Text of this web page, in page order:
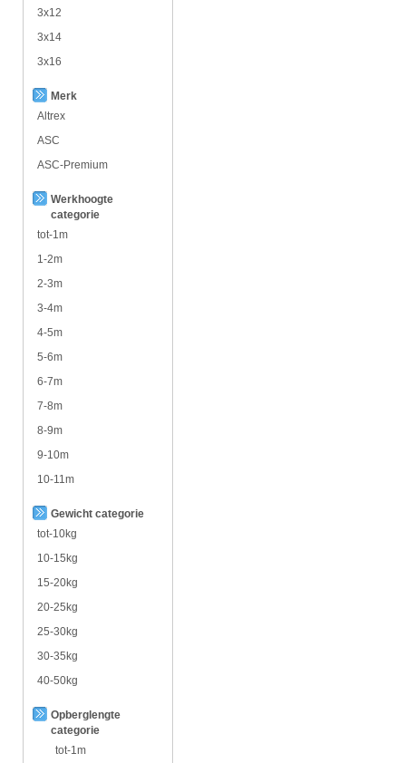
3x12
3x14
3x16
Merk
Altrex
ASC
ASC-Premium
Werkhoogte
categorie
tot-1m
1-2m
2-3m
3-4m
4-5m
5-6m
6-7m
7-8m
8-9m
9-10m
10-11m
Gewicht categorie
tot-10kg
10-15kg
15-20kg
20-25kg
25-30kg
30-35kg
40-50kg
Opberglengte
categorie
tot-1m